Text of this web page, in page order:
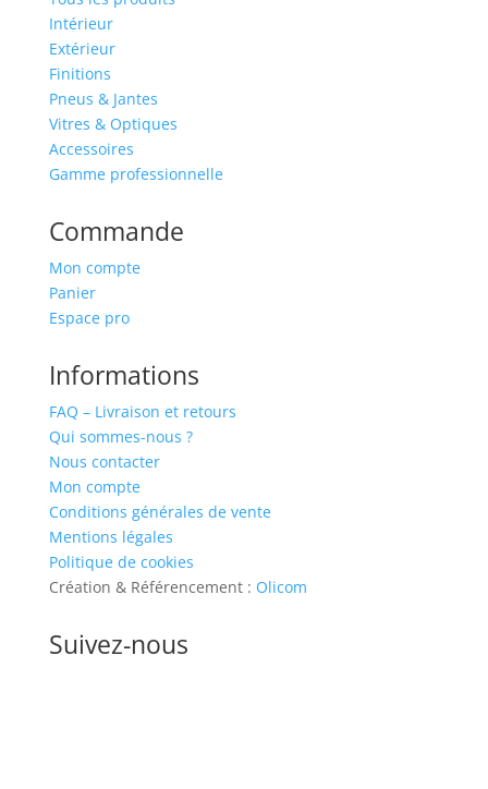
Intérieur
Extérieur
Finitions
Pneus & Jantes
Vitres & Optiques
Accessoires
Gamme professionnelle
Commande
Mon compte
Panier
Espace pro
Informations
FAQ – Livraison et retours
Qui sommes-nous ?
Nous contacter
Mon compte
Conditions générales de vente
Mentions légales
Politique de cookies
Création & Référencement : Olicom
Suivez-nous